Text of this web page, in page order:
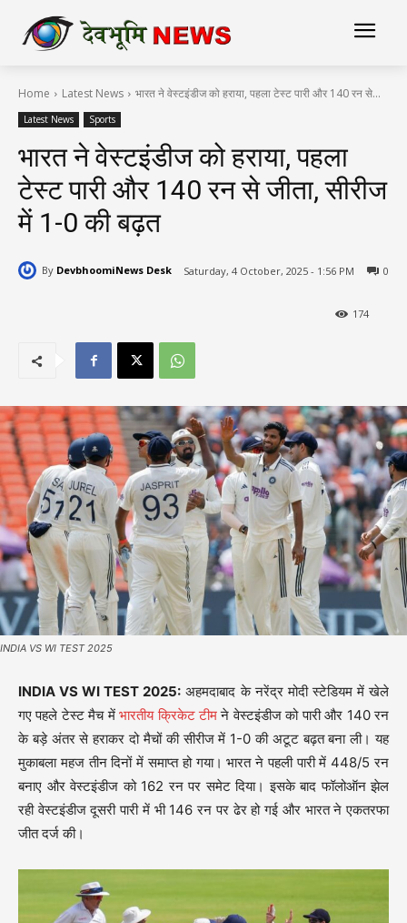
Home Latest News भारत ने वेस्टइंडीज को हराया, पहला टेस्ट पारी और 140 रन से...
Latest News Sports
भारत ने वेस्टइंडीज को हराया, पहला
टेस्ट पारी और 140 रन से जीता, सीरीज
में 1-0 की बढ़त
By DevbhoomiNews Desk Saturday, 4 October, 2025 - 1:56 PM 0
174
INDIA VS WI TEST 2025
INDIA VS WI TEST 2025: अहमदाबाद के नरेंद्र मोदी स्टेडियम में खेले
गए पहले टेस्ट मैच मेंभारतीय क्रिकेट टीमने वेस्टइंडीज को पारी और 140 रन
के बड़े अंतर से हराकर दो मैचों की सीरीज में 1-0 की अटूट बढ़त बना ली। यह
मुकाबला महज तीन दिनों में समाप्त हो गया। भारत ने पहली पारी में 448/5 रन
बनाए और वेस्टइंडीज को 162 रन पर समेट दिया। इसके बाद फॉलोऑन झेल
रही वेस्टइंडीज दूसरी पारी में भी 146 रन पर ढेर हो गई और भारत ने एकतरफा
जीत दर्ज की।